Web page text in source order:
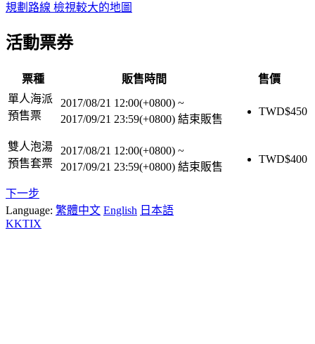
規劃路線 檢視較大的地圖
活動票券
票種 販售時間
售價
單人海派
預售票
2017/08/21 12:00(+0800) ~
2017/09/21 23:59(+0800) 結束販售
TWD$450
雙人泡湯
預售套票
2017/08/21 12:00(+0800) ~
2017/09/21 23:59(+0800) 結束販售
TWD$400
下一步
Language: 繁體中文 English 日本語
KKTIX